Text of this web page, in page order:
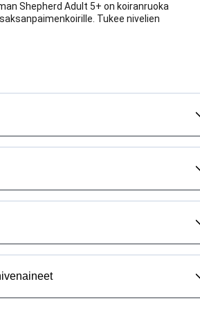
Shepherd Adult 5+ on koiranruoka
Tukee nivelien